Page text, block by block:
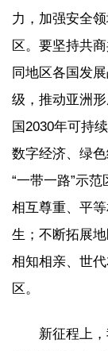
力，加强安全
区。要坚持共
同地区各国发
级，推动亚洲
国2030年可持
数字经济、绿
“一带一路”示
相互尊重、平
生；不断拓展
相知相亲、世
区。
新征程上